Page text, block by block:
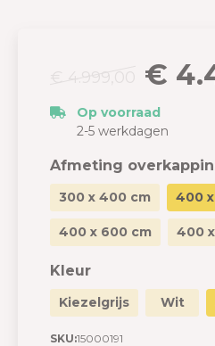
€
Op voorraad
2-5 werkdagen
Afmeting
300 x 400 cm 400
400 x 600 cm 400
Kleur
Kiezelgrijs Wit
SKU:15000191